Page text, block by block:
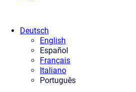
Deutsch
English
Español
Français
Italiano
Português